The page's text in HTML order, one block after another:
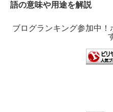
語の意味や用途を解説
ブログランキング参加中！